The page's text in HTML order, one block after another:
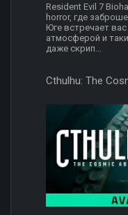
Resident Evil 7
horror, где
Юге встречает
атмосферой и
даже скрип...
Cthulhu: The